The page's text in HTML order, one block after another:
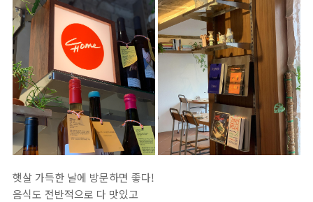
햇살 가득한 날에 방문하면 좋다!
음식도 전반적으로 다 맛있고